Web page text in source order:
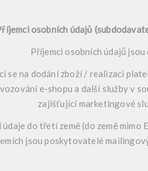
osobních údajů
Příjemci osobních údajů jsou
se na dodání zboží / realizaci
e-shopu a další služby v
zajišťující marketingové
do třetí země (do země
jsou poskytovatelé